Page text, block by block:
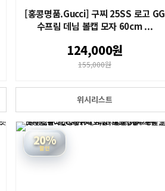
[홍콩명품.Gucci] 구찌 25SS 로고 GG
수프림 데님 볼캡 모자 60cm ...
124,000원
155,000원
위시리스트
20%
할인